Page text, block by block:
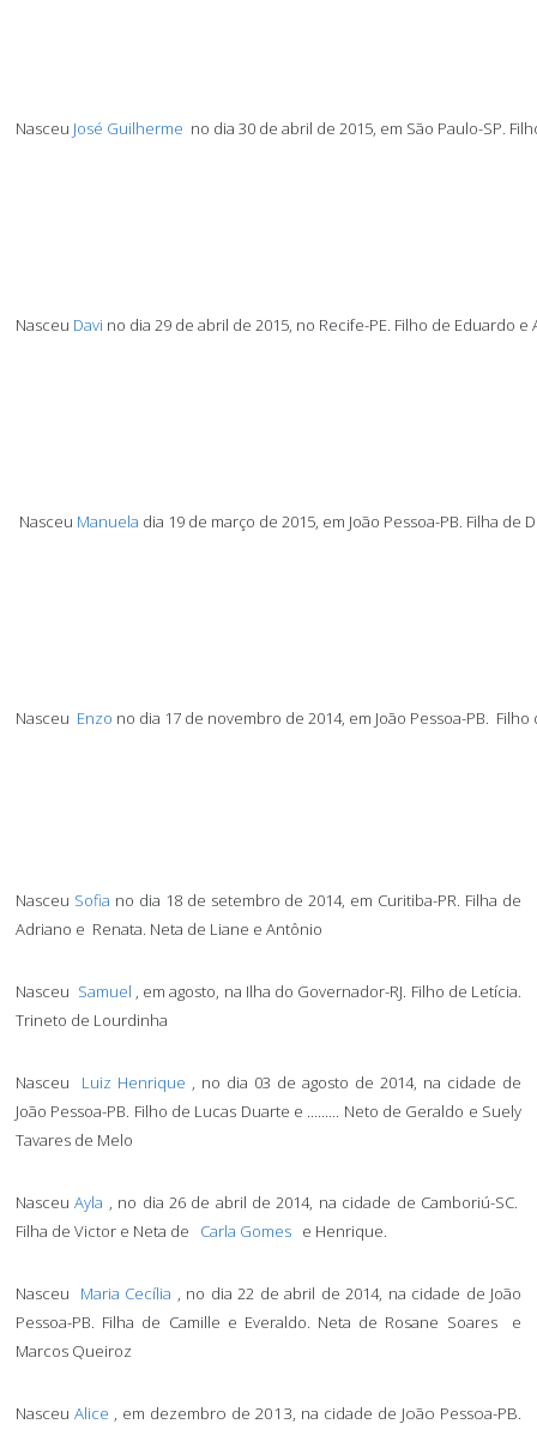
Nasceu José Guilherme no dia 30 de abril de 2015, em São Paulo-SP.
Nasceu Davi no dia 29 de abril de 2015, no Recife-PE. Filho de Eduardo e
Nasceu Manuela dia 19 de março de 2015, em João Pessoa-PB. Filha de
Nasceu Enzo no dia 17 de novembro de 2014, em João Pessoa-PB.
Nasceu Sofia no dia 18 de setembro de 2014, em Curitiba-PR. Filha de
Adriano e Renata. Neta de Liane e Antônio
Nasceu Samuel , em agosto, na Ilha do Governador-RJ. Filho de Letícia.
Trineto de Lourdinha
Nasceu Luiz Henrique , no dia 03 de agosto de 2014, na cidade de
João Pessoa-PB. Filho de Lucas Duarte e ......... Neto de Geraldo e Suely
Tavares de Melo
NasceuAyla , no dia 26 de abril de 2014, na cidade de Camboriú-SC.
Filha de Victor e Neta de Carla Gomes e Henrique.
Nasceu Maria Cecília , no dia 22 de abril de 2014, na cidade de João
Pessoa-PB. Filha de Camille e Everaldo. Neta de Rosane Soares
e
Marcos Queiroz
Nasceu Alice , em dezembro de 2013, na cidade de João Pessoa-PB.